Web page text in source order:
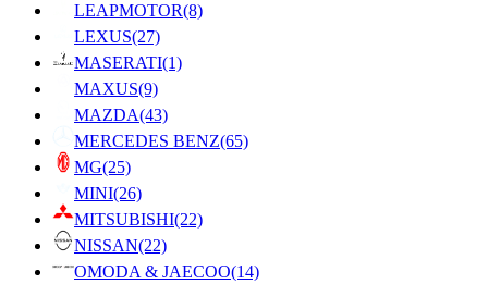
LEAPMOTOR(8)
LEXUS(27)
MASERATI(1)
MAXUS(9)
MAZDA(43)
MERCEDES BENZ(65)
MG(25)
MINI(26)
MITSUBISHI(22)
NISSAN(22)
OMODA & JAECOO(14)